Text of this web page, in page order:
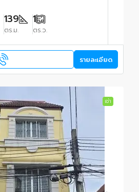
139
ตร.ม.
1
ตร.ว.
รายละเอียด
เช่า